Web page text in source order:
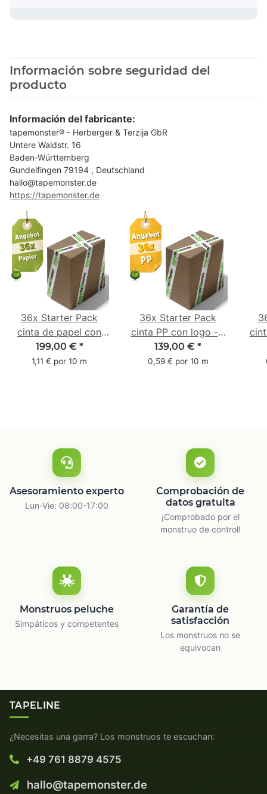
Información sobre seguridad del
producto
Información del fabricante:
tapemonster® - Herberger & Terzija GbR
Untere Waldstr. 16
Baden-Württemberg
Gundelfingen 79194 , Deutschland
hallo@tapemonster.de
https://tapemonster.de
36x Starter Pack
cinta de papel con
logo - 1 color - 50
mm x 50 m - caucho
199,00 € *
1,11 € por 10 m
36x Starter Pack
cinta PP con logo - 1
color - 48 mm x 66 m
139,00 € *
0,59 € por 10 m
m
Asesoramiento experto
Lun-Vie: 08:00-17:00
Comprobación de
datos gratuita
¡Comprobado por el
monstruo de control!
Monstruos peluche
Simpáticos y competentes
Garantía de
satisfacción
Los monstruos no se
equivocan
TAPELINE
¿Necesitas una garra? Los monstruos te escuchan:
+49 761 8879 4575
hallo@tapemonster.de